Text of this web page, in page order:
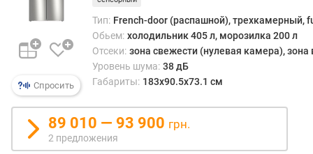
ъ
е
х
о
Спросить
Тип: French-door (распашной), трехкамерный,
Обьем: холодильник 405 л, морозилка 200 л
Отсеки: зона свежести (нулевая камера), зона
Уровень шума: 38 дБ
Габариты: 183x90.5x73.1 см
89 010 — 93 900 грн.
2 предложения